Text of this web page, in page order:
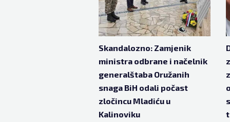
Skandalozno: Zamjenik
ministra odbrane i načelnik
generalštaba Oružanih
snaga BiH odali počast
zločincu Mladiću u
Kalinoviku